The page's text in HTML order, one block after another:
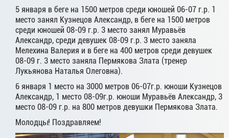
5 января в беге на 1500 метров среди юношей 06-07 г.р. 1
место занял Кузнецов Александр, в беге на 1500 метров
среди юношей 08-09 г.р. 3 место занял Муравьёв
Александр, среди девушек 08-09 г.р. 3 место заняла
Мелехина Валерия и в беге на 400 метров среди девушек
08-09 г. 3 место заняла Пермякова Злата (тренер
Лукьянова Наталья Олеговна).
6 января 1 место на 3000 метров 06-07г.р. юноши Кузнецов
Александр, 1 место 08-09г.р. юноши Муравьёв Александр, 3
место 08-09 г.р. на 800 метров девушки Пермякова Злата.
Молодцы! Поздравляем!